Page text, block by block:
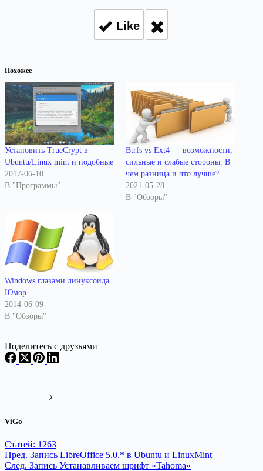
Like
Похожее
Установить TrueCrypt в
Ubuntu/Linux mint и подобные
2017-06-10
В "Программы"
Btrfs vs Ext4 — возможности,
сильные и слабые стороны. В
чем разница и что лучше?
2021-05-28
В "Обзоры"
Windows глазами линуксоида.
Юмор
2014-06-09
В "Обзоры"
Поделитесь с друзьями
ViGo
Статей: 1263
Пред. Запись LibreOffice 5.0.* в Ubuntu и LinuxMint
След. Запись Устанавливаем шрифт «Tahoma»